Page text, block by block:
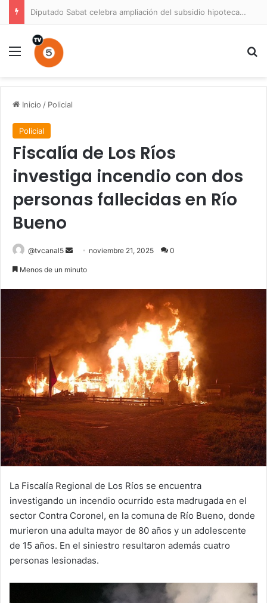
Diputado Sabat celebra ampliación del subsidio hipotecario con viviendas de hasta 6.000 UF
Menú
Inicio / Policial
Policial
Fiscalía de Los Ríos
investiga incendio con dos
personas fallecidas en Río
Bueno
@tvcanal5
Send noviembre 21, 2025 0
Menos de un minuto
La Fiscalía Regional de Los Ríos se encuentra
investigando un incendio ocurrido esta madrugada en el
sector Contra Coronel, en la comuna de Río Bueno, donde
murieron una adulta mayor de 80 años y un adolescente
de 15 años. En el siniestro resultaron además cuatro
personas lesionadas.